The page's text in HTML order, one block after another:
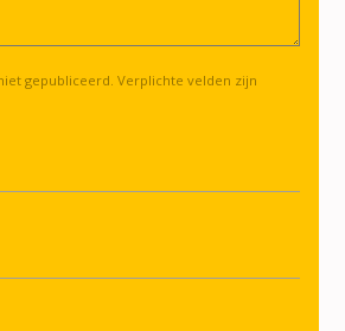
gepubliceerd. Verplichte velden zijn